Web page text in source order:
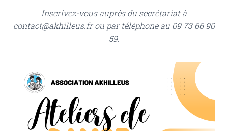
Inscrivez-vous auprès du secrétariat à
contact@akhilleus.fr ou par téléphone au 09 73 66 90
59.